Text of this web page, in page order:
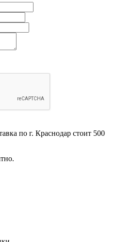
по г. Краснодар стоит 500